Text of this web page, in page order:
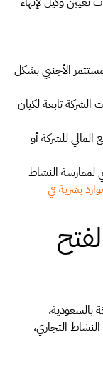
الأجنبي بشكل
تابعة لكيان
الوضع المالي للشركة أو
لممارسة النشاط
بشرية في
بالسعودية،
التجاري،